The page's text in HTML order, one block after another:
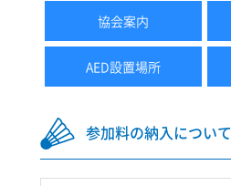
協会案内
AED設置場所
参加料の納入について